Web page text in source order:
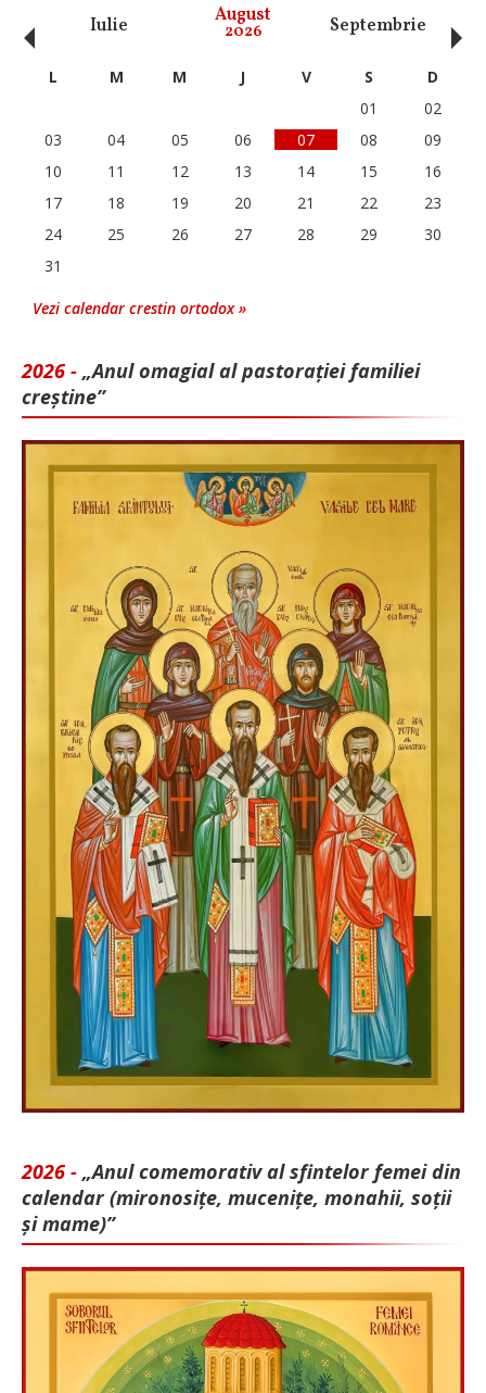
Iulie August
2026 Septembrie
‹ L M M J V S
D
01
02
03
04 05 06 07 08
09
10
11 12 13 14 15
16
17
18 19 20 21 22
23
24
25 26 27 28 29
30
31
Vezi calendar crestin ortodox »
2026 - „Anul omagial al pastorației familiei
creștine”
2026 - „Anul comemorativ al sfintelor femei din
calendar (mironosițe, mu­cenițe, monahii, soții
și mame)”